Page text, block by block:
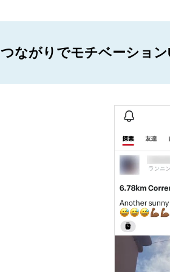
つながりでモチベーショ